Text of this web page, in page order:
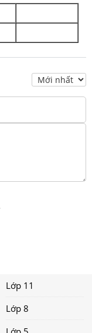
Lớp 11
Lớp 8